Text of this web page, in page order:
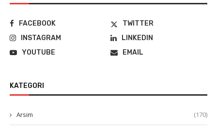
FACEBOOK
TWITTER
INSTAGRAM
LINKEDIN
YOUTUBE
EMAIL
KATEGORI
Arsim (170)